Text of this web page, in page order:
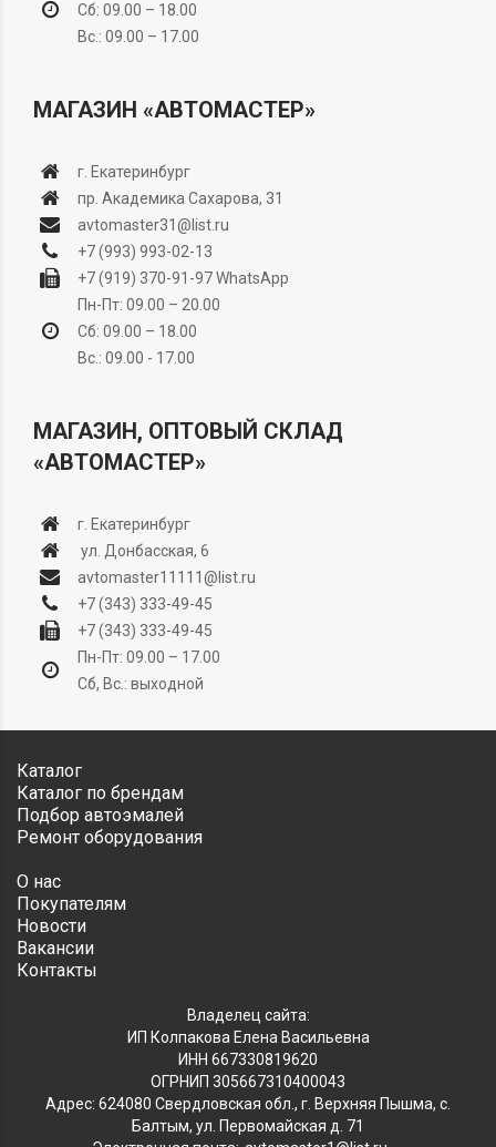
Сб: 09.00 – 18.00
Вс.: 09.00 – 17.00
МАГАЗИН «АВТОМАСТЕР»
г. Екатеринбург
пр. Академика Сахарова, 31
avtomaster31@list.ru
+7 (993) 993-02-13
+7 (919) 370-91-97WhatsApp
Пн-Пт: 09.00 – 20.00
Сб: 09.00 – 18.00
Вс.: 09.00 - 17.00
МАГАЗИН, ОПТОВЫЙ СКЛАД
«АВТОМАСТЕР»
г. Екатеринбург
ул. Донбасская, 6
avtomaster11111@list.ru
+7 (343) 333-49-45
+7 (343) 333-49-45
Пн-Пт: 09.00 – 17.00
Сб, Вс.: выходной
Каталог
Каталог по брендам
Подбор автоэмалей
Ремонт оборудования
О нас
Покупателям
Новости
Вакансии
Контакты
Владелец сайта:
ИП Колпакова Елена Васильевна
ИНН 667330819620
ОГРНИП 305667310400043
Адрес: 624080 Свердловская обл., г. Верхняя Пышма, с.
Балтым, ул. Первомайская д. 71